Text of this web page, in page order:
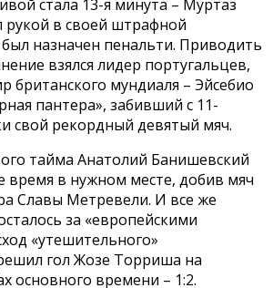
стала 13-я минута – Муртаз
рукой в своей штрафной
назначен пенальти. Приводить
взялся лидер португальцев,
британского мундиаля – Эйсебио
пантера», забивший с 11-
свой рекордный девятый мяч.
тайма Анатолий Банишевский
время в нужном месте, добив мяч
Славы Метревели. И все же
за «европейскими
«утешительного»
гол Жозе Торриша на
основного времени – 1:2.